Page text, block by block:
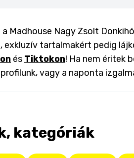
Madhouse Nagy Zsolt
, exkluzív tartalmakért pedig
és Tiktokon! Ha nem éritek
vagy a naponta
kategóriák